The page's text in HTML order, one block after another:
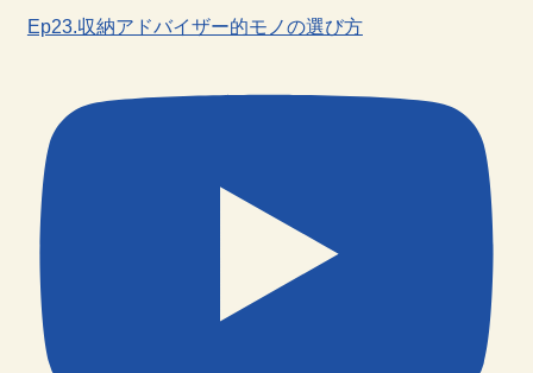
Ep23.収納アドバイザー的モノの選び方